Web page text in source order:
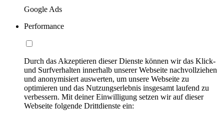
Google Ads
Performance
Durch das Akzeptieren dieser Dienste können wir das Klick-
und Surfverhalten innerhalb unserer Webseite nachvollziehen
und anonymisiert auswerten, um unsere Webseite zu
optimieren und das Nutzungserlebnis insgesamt laufend zu
verbessern. Mit deiner Einwilligung setzen wir auf dieser
Webseite folgende Drittdienste ein: